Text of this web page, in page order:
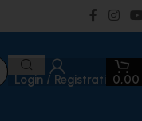
Login / Registrati 0,00